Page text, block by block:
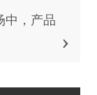
中，产品